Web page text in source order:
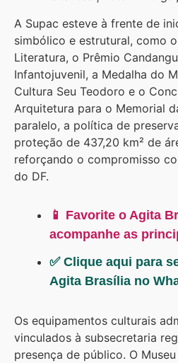
A Supac esteve à frente de
simbólico e estrutural, como
Literatura, o Prêmio
Infantojuvenil, a Medalha do
Cultura Seu Teodoro e o
Arquitetura para o Memorial
paralelo, a política de
proteção de 437,20 km² de
reforçando o compromisso
do DF.
📱 Favorite o Agita
acompanhe as
✅ Clique aqui para
Agita Brasília no
Os equipamentos culturais
vinculados à subsecretaria
presença de público. O